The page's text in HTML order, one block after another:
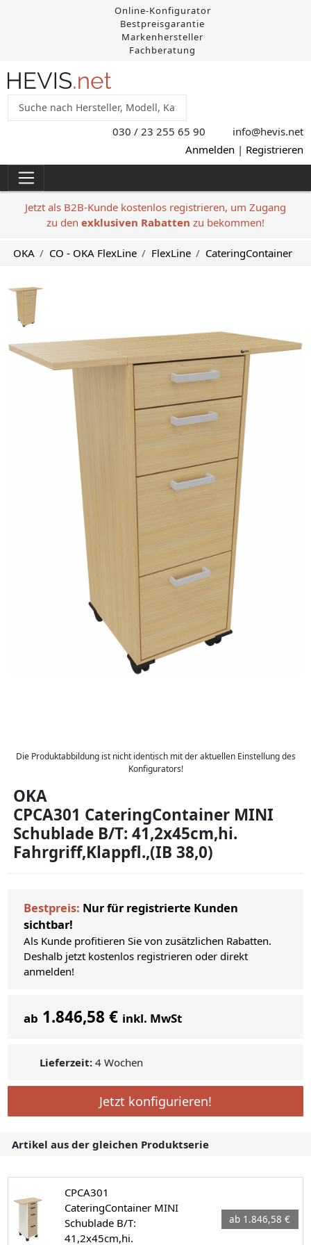
Online-Konfigurator
Bestpreisgarantie
Markenhersteller
Fachberatung
030 / 23 255 65 90 info@hevis.net
Anmelden | Registrieren
Jetzt als B2B-Kunde kostenlos registrieren, um Zugang
zu den exklusiven Rabatten zu bekommen!
OKA CO - OKA FlexLine FlexLine CateringContainer
Die Produktabbildung ist nicht identisch mit der aktuellen Einstellung des
Konfigurators!
OKA
CPCA301 CateringContainer MINI
Schublade B/T: 41,2x45cm,hi.
Fahrgriff,Klappfl.,(IB 38,0)
Bestpreis: Nur für registrierte Kunden
sichtbar!
Als Kunde profitieren Sie von zusätzlichen Rabatten.
Deshalb jetzt kostenlos registrieren oder direkt
anmelden!
ab 1.846,58 € inkl. MwSt
Lieferzeit: 4 Wochen
Jetzt konfigurieren!
Artikel aus der gleichen Produktserie
CPCA301
CateringContainer MINI
Schublade B/T:
41,2x45cm,hi.
ab 1.846,58 €